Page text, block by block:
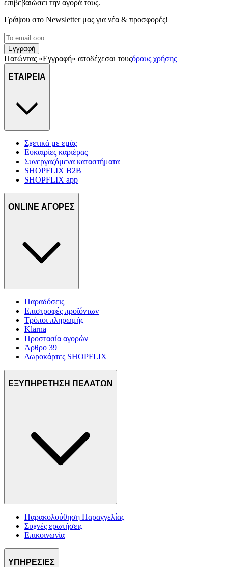
επιβεβαιώσει την αγορά τους.
Γράψου στο Νewsletter μας για νέα & προσφορές!
Εγγραφή
Πατώντας «Εγγραφή» αποδέχεσαι τουςόρους χρήσης
ΕΤΑΙΡΕΙΑ
Σχετικά με εμάς
Ευκαιρίες καριέρας
Συνεργαζόμενα καταστήματα
SHOPFLIX B2B
SHOPFLIX app
ONLINE ΑΓΟΡΕΣ
Παραδόσεις
Επιστροφές προϊόντων
Τρόποι πληρωμής
Klarna
Προστασία αγορών
Άρθρο 39
Δωροκάρτες SHOPFLIX
ΕΞΥΠΗΡΕΤΗΣΗ ΠΕΛΑΤΩΝ
Παρακολούθηση Παραγγελίας
Συχνές ερωτήσεις
Επικοινωνία
ΥΠΗΡΕΣΙΕΣ